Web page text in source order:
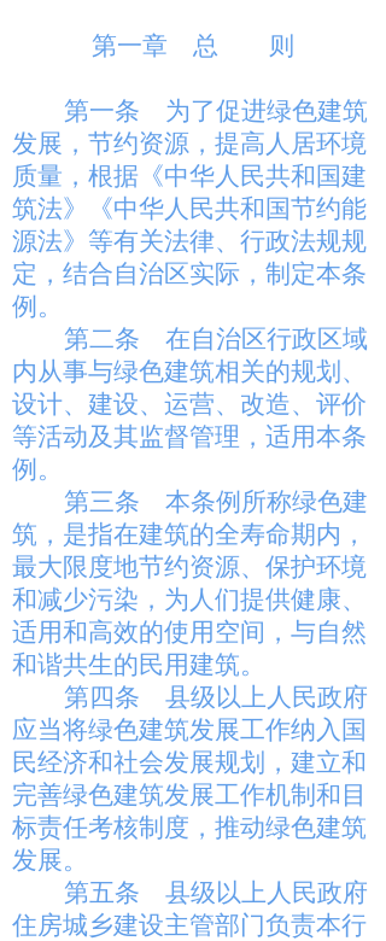
第一章 总 则
第一条
为了促进绿色建筑
发展，节约资源，提高人居环境
质量，根据《中华人民共和国建
筑法》《中华人民共和国节约能
源法》等有关法律、行政法规规
定，结合自治区实际，制定本条
例。
第二条
在自治区行政区域
内从事与绿色建筑相关的规划、
设计、建设、运营、改造、评价
等活动及其监督管理，适用本条
例。
第三条
本条例所称绿色建
筑，是指在建筑的全寿命期内，
最大限度地节约资源、保护环境
和减少污染，为人们提供健康、
适用和高效的使用空间，与自然
和谐共生的民用建筑。
第四条
县级以上人民政府
应当将绿色建筑发展工作纳入国
民经济和社会发展规划，建立和
完善绿色建筑发展工作机制和目
标责任考核制度，推动绿色建筑
发展。
第五条
县级以上人民政府
住房城乡建设主管部门负责本行